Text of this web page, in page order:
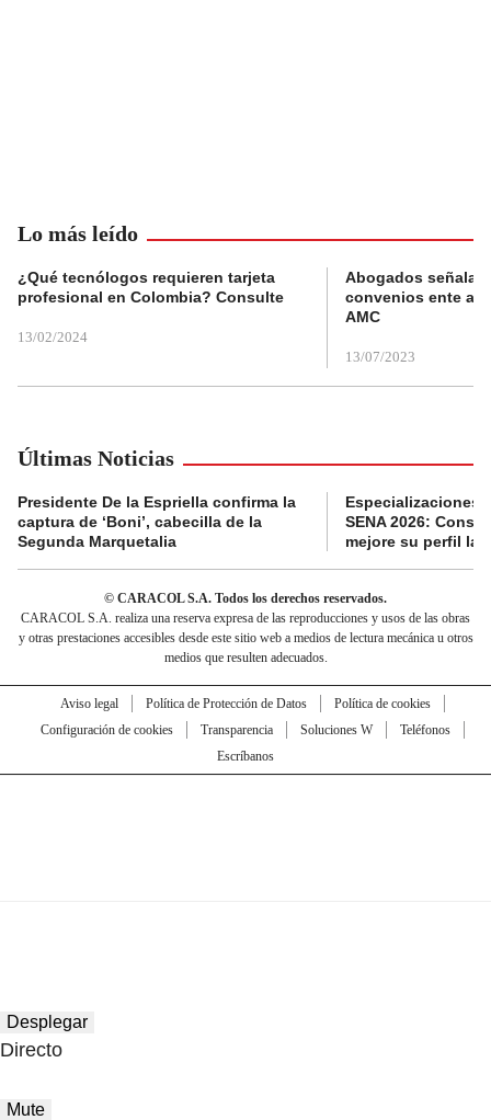
Lo más leído
¿Qué tecnólogos requieren tarjeta
profesional en Colombia? Consulte
13/02/2024
Abogados
convenios ente
AMC
13/07/2023
Últimas Noticias
Presidente De la Espriella confirma la
captura de ‘Boni’, cabecilla de la
Segunda Marquetalia
Especializaciones
SENA 2026:
mejore su perfil
© CARACOL S.A. Todos los derechos reservados.
CARACOL S.A. realiza una reserva expresa de las reproducciones y usos de las obras
y otras prestaciones accesibles desde este sitio web a medios de lectura mecánica u otros
medios que resulten adecuados.
Aviso legal Política de Protección de Datos
Política de cookies
Configuración de cookies
Transparencia Soluciones W
Teléfonos
Escríbanos
Desplegar
Directo
Mute